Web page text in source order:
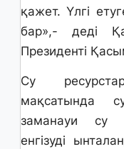
қажет. Үлгі
бар»,- деді
Президенті
Су
мақсатында
заманауи су
енгізуді